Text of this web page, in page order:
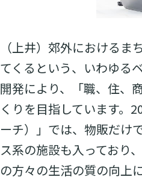
（上井）郊外における
てくるという、いわゆる
開発により、「職、住、
くりを目指しています。
ーチ）」では、物販だけ
ス系の施設も入っており
の方々の生活の質の向上